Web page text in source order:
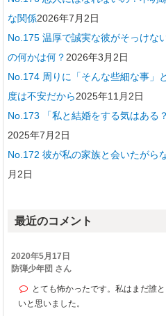
な関係2026年7月2日
No.175 温厚で誠実な彼がそっけ
の何かは何？ 2026年3月2日
No.174 周りに「そんな些細な事」
度は不安だから2025年11月2日
No.173 「私と結婚をする気はある
2025年7月2日
No.172 彼が私の家族と会いたがら
月2日
最近のコメント
2020年5月17日
防弾少年団 さん
とても怖かったです。私はまだ誰
いと思いました。